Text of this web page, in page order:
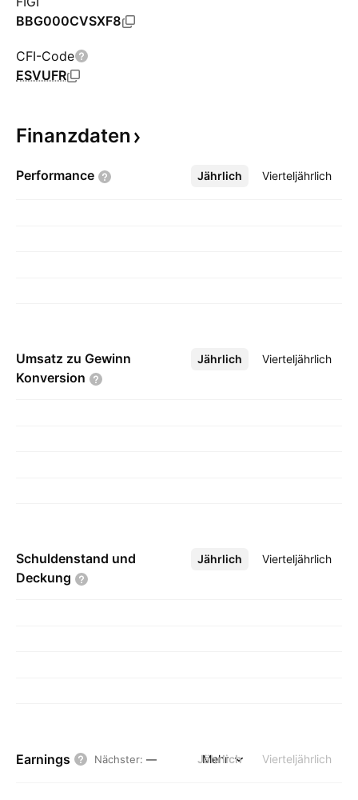
BBG000CVSXF8
CFI-Code
ESVUFR
Finanzdaten
Performance Jährlich Vierteljährlich
Mehr
Umsatz zu Gewinn
Konversion
Jährlich Vierteljährlich
Mehr
Schuldenstand und
Deckung
Jährlich Vierteljährlich
Mehr
Earnings Nächster: — Jährlich Vierteljährlich
Mehr